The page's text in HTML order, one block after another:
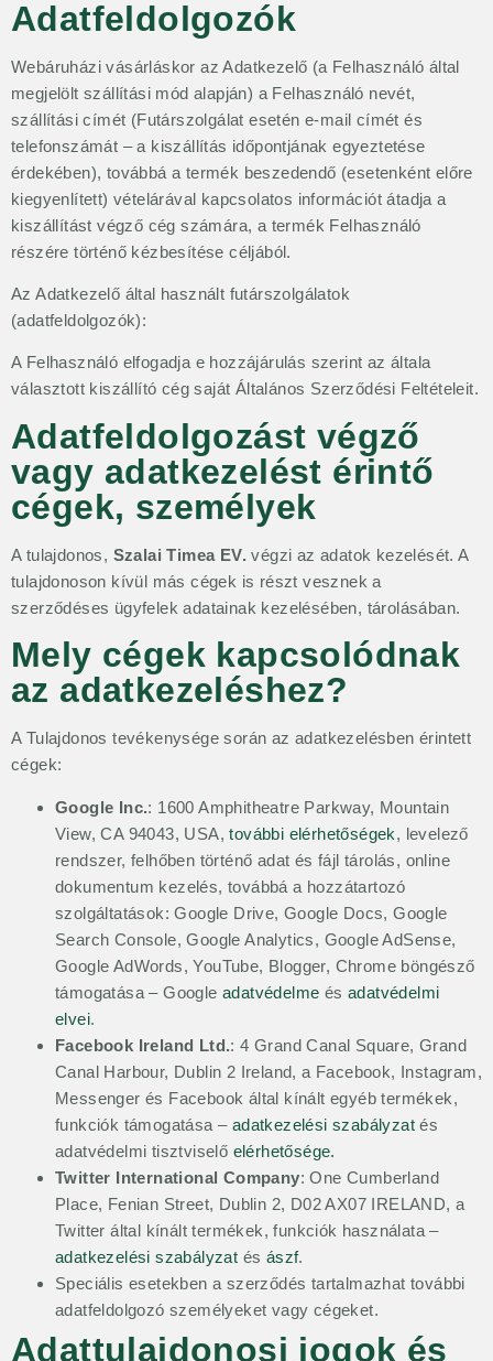
Adatfeldolgozók
Webáruházi vásárláskor az Adatkezelő (a Felhasználó által
megjelölt szállítási mód alapján) a Felhasználó nevét,
szállítási címét (Futárszolgálat esetén e-mail címét és
telefonszámát – a kiszállítás időpontjának egyeztetése
érdekében), továbbá a termék beszedendő (esetenként előre
kiegyenlített) vételárával kapcsolatos információt átadja a
kiszállítást végző cég számára, a termék Felhasználó
részére történő kézbesítése céljából.
Az Adatkezelő által használt futárszolgálatok
(adatfeldolgozók):
A Felhasználó elfogadja e hozzájárulás szerint az általa
választott kiszállító cég saját Általános Szerződési Feltételeit.
Adatfeldolgozást végző
vagy adatkezelést érintő
cégek, személyek
A tulajdonos, Szalai Timea EV.végzi az adatok kezelését. A
tulajdonoson kívül más cégek is részt vesznek a
szerződéses ügyfelek adatainak kezelésében, tárolásában.
Mely cégek kapcsolódnak
az adatkezeléshez?
A Tulajdonos tevékenysége során az adatkezelésben érintett
cégek:
Google Inc.: 1600 Amphitheatre Parkway, Mountain
View, CA 94043, USA,további elérhetőségek, levelező
rendszer, felhőben történő adat és fájl tárolás, online
dokumentum kezelés, továbbá a hozzátartozó
szolgáltatások: Google Drive, Google Docs, Google
Search Console, Google Analytics, Google AdSense,
Google AdWords, YouTube, Blogger, Chrome böngésző
támogatása – Googleadatvédelme ésadatvédelmi
elvei.
Facebook Ireland Ltd.: 4 Grand Canal Square, Grand
Canal Harbour, Dublin 2 Ireland, a Facebook, Instagram,
Messenger és Facebook által kínált egyéb termékek,
funkciók támogatása – adatkezelési szabályzat és
adatvédelmi tisztviselő elérhetősége.
Twitter International Company: One Cumberland
Place, Fenian Street, Dublin 2, D02 AX07 IRELAND, a
Twitter által kínált termékek, funkciók használata –
adatkezelési szabályzat és ászf.
Speciális esetekben a szerződés tartalmazhat további
adatfeldolgozó személyeket vagy cégeket.
Adattulajdonosi jogok és